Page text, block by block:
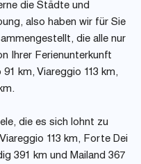
die Städte und
also haben wir für Sie
die alle nur
Ihrer Ferienunterkunft
km, Viareggio 113 km,
die es sich lohnt zu
113 km, Forte Dei
391 km und Mailand 367